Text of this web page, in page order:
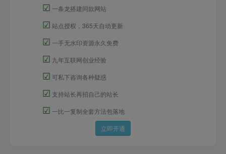
☑ 一条龙搭建同款网站
☑ 站点授权，365天自动更新
☑ 一手无水印资源永久免费
☑ 九年互联网创业经验
☑ 可私下咨询各种疑惑
☑ 支持站长再招自己的站长
☑ 一比一复制全套方法包落地
立即开通